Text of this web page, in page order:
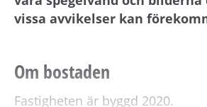
vissa avvikelser kan
Om bostaden
Fastigheten är byggd 2020.